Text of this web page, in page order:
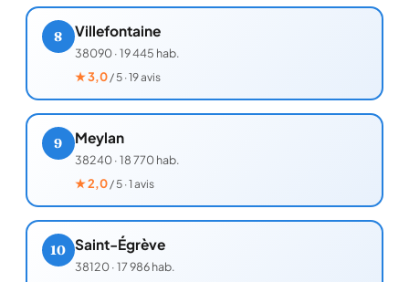
8 Villefontaine
38090·19 445 hab.
★3,0/ 5 · 19 avis
9 Meylan
38240·18 770 hab.
★2,0/ 5 · 1 avis
10 Saint-Égrève
38120·17 986 hab.